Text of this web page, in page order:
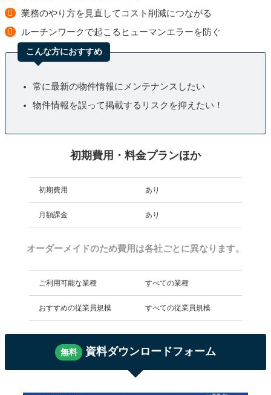
業務のやり方を見直してコスト削減につながる
ルーチンワークで起こるヒューマンエラーを防ぐ
こんな方におすすめ
常に最新の物件情報にメンテナンスしたい
物件情報を誤って掲載するリスクを抑えたい！
初期費用・料金プランほか
初期費用 あり
月額課金 あり
オーダーメイドのため費用は各社ごとに異なります。
ご利用可能な業種 すべての業種
おすすめの従業員規模 すべての従業員規模
無料 資料ダウンロードフォーム